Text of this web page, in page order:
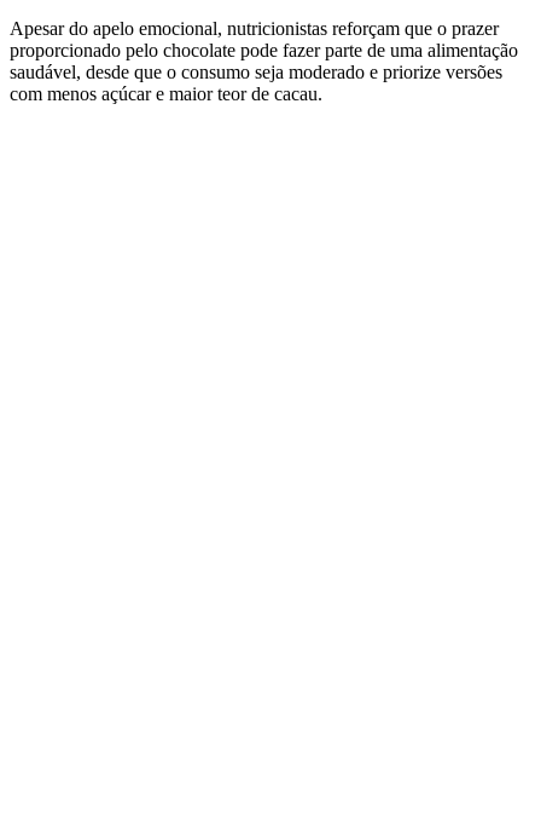
Apesar do apelo emocional, nutricionistas reforçam que o prazer
proporcionado pelo chocolate pode fazer parte de uma alimentação
saudável, desde que o consumo seja moderado e priorize versões
com menos açúcar e maior teor de cacau.